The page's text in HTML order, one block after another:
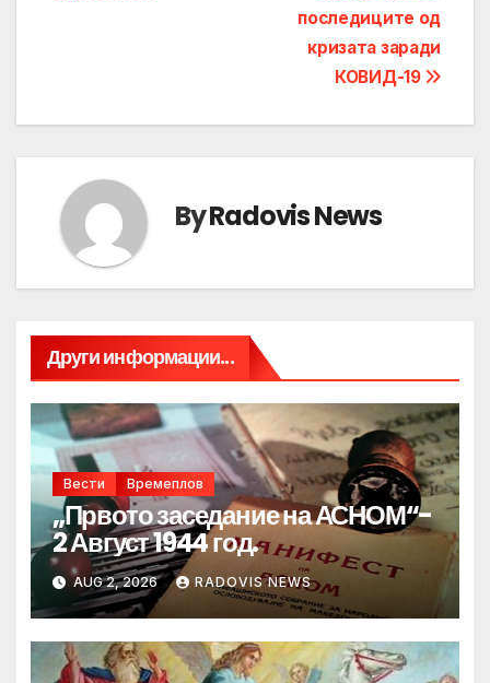
последиците од
кризата заради
КОВИД-19
ByRadovis News
Други информации...
Вести Времеплов
„Првото заседание на АСНОМ“-
2 Август 1944 год.
AUG 2, 2026 RADOVIS NEWS